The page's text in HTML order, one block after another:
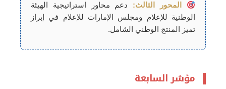
المحور الثالث: دعم محاور استراتيجية الهيئة
الوطنية للإعلام ومجلس الإمارات للإعلام في إبراز
تميز المنتج الوطني الشامل.
مؤشر السابعة